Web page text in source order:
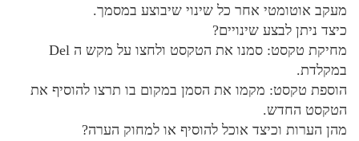
מעקב אוטומטי אחר כל שינוי שיבוצע במסמך.
כיצד ניתן לבצע שינויים?
מחיקת טקסט: סמנו את הטקסט ולחצו על מקש ה Del
במקלדת.
הוספת טקסט: מקמו את הסמן במקום בו תרצו להוסיף את
הטקסט החדש.
מהן הערות וכיצד אוכל להוסיף או למחוק הערה?